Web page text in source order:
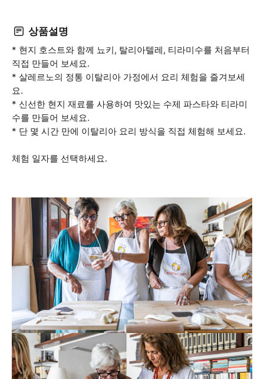
상품설명
* 현지 호스트와 함께 뇨키, 탈리아텔레, 티라미수를 처음부터
직접 만들어 보세요.
* 살레르노의 정통 이탈리아 가정에서 요리 체험을 즐겨보세
요.
* 신선한 현지 재료를 사용하여 맛있는 수제 파스타와 티라미
수를 만들어 보세요.
* 단 몇 시간 만에 이탈리아 요리 방식을 직접 체험해 보세요.
체험 일자를 선택하세요.